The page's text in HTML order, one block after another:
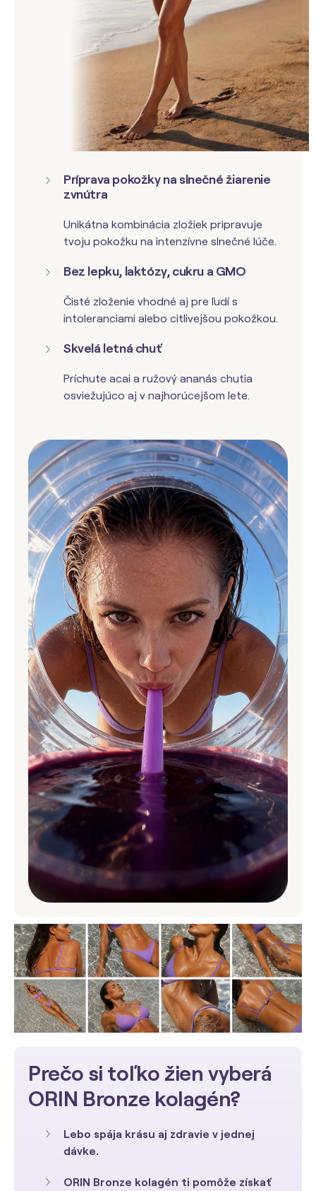
Príprava pokožky na slnečné žiarenie
zvnútra
Unikátna kombinácia zložiek pripravuje
tvoju pokožku na intenzívne slnečné lúče.
Bez lepku, laktózy, cukru a GMO
Čisté zloženie vhodné aj pre ľudí s
intoleranciami alebo citlivejšou pokožkou.
Skvelá letná chuť
Príchute acai a ružový ananás chutia
osviežujúco aj v najhorúcejšom lete.
Prečo si toľko žien vyberá
ORIN Bronze kolagén?
Lebo spája krásu aj zdravie v jednej
dávke.
ORIN Bronze kolagén ti pomôže získať